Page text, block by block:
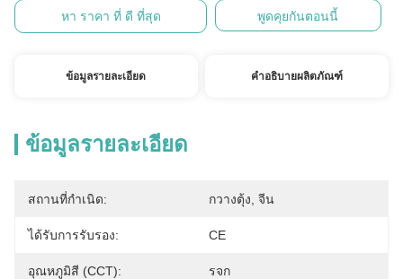
หา ราคา ที่ ดี ที่สุด พูดคุยกันตอนนี้
ข้อมูลรายละเอียด คำอธิบายผลิตภัณฑ์
ข้อมูลรายละเอียด
สถานที่กำเนิด: กวางตุ้ง, จีน
ได้รับการรับรอง: CE
อุณหภูมิสี (CCT): รจก